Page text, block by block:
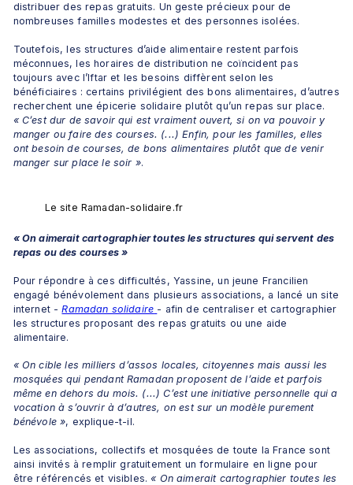
distribuer des repas gratuits. Un geste précieux pour de
nombreuses familles modestes et des personnes isolées.
Toutefois, les structures d’aide alimentaire restent parfois
méconnues, les horaires de distribution ne coïncident pas
toujours avec l’Iftar et les besoins diffèrent selon les
bénéficiaires : certains privilégient des bons alimentaires, d’autres
« C’est dur de savoir qui est vraiment ouvert, si on va pouvoir y
manger ou faire des courses. (...) Enfin, pour les familles, elles
ont besoin de courses, de bons alimentaires plutôt que de venir
manger sur place le soir ».
Le site Ramadan-solidaire.fr
« On aimerait cartographier toutes les structures qui servent des
repas ou des courses »
Pour répondre à ces difficultés, Yassine, un jeune Francilien
engagé bénévolement dans plusieurs associations, a lancé un site
internet - Ramadan solidaire - afin de centraliser et cartographier
les structures proposant des repas gratuits ou une aide
alimentaire.
« On cible les milliers d’assos locales, citoyennes mais aussi les
mosquées qui pendant Ramadan proposent de l’aide et parfois
même en dehors du mois. (...) C’est une initiative personnelle qui a
vocation à s’ouvrir à d’autres, on est sur un modèle purement
bénévole », explique-t-il.
Les associations, collectifs et mosquées de toute la France sont
ainsi invités à remplir gratuitement un formulaire en ligne pour
être référencés et visibles. « On aimerait cartographier toutes les